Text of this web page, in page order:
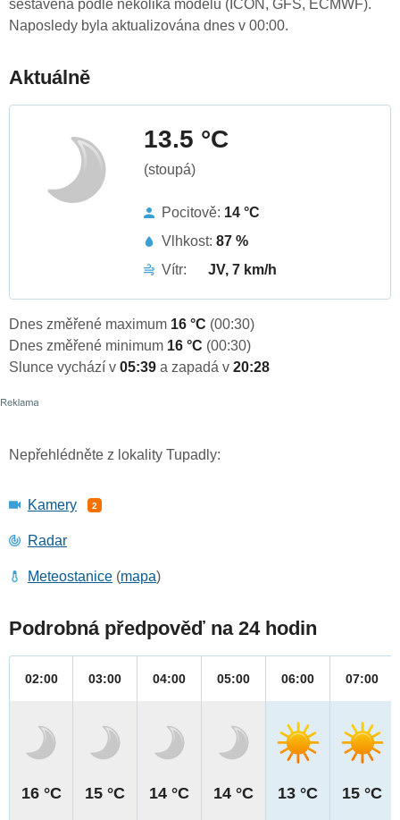
sestavena podle několika modelů (ICON, GFS, ECMWF).
Naposledy byla aktualizována dnes v 00:00.
Aktuálně
13.5 °C
(stoupá)
Pocitově: 14 °C
Vlhkost: 87 %
Vítr:
JV, 7 km/h
Dnes změřené maximum 16 °C (00:30)
Dnes změřené minimum 16 °C (00:30)
Slunce vychází v 05:39 a zapadá v 20:28
Nepřehlédněte z lokality Tupadly:
Kamery 2
Radar
Meteostanice (mapa)
Podrobná předpověď na 24 hodin
02:00
16 °C
03:00
15 °C
04:00
14 °C
05:00
14 °C
06:00
13 °C
07:00
15 °C